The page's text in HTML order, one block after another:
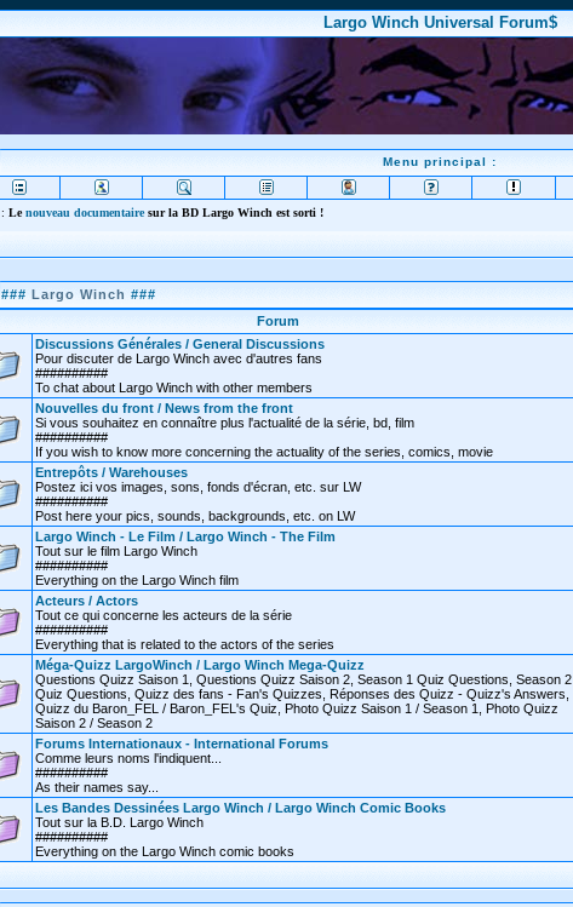
Largo Winch Universal Forum$
Menu principal :
: Lenouveau documentairesur la BD Largo Winch est sorti !
### Largo Winch ###
Forum
Discussions Générales / General Discussions
Pour discuter de Largo Winch avec d'autres fans
##########
To chat about Largo Winch with other members
Nouvelles du front / News from the front
Si vous souhaitez en connaître plus l'actualité de la série, bd, film
##########
If you wish to know more concerning the actuality of the series, comics, movie
Entrepôts / Warehouses
Postez ici vos images, sons, fonds d'écran, etc. sur LW
##########
Post here your pics, sounds, backgrounds, etc. on LW
Largo Winch - Le Film / Largo Winch - The Film
Tout sur le film Largo Winch
##########
Everything on the Largo Winch film
Acteurs / Actors
Tout ce qui concerne les acteurs de la série
##########
Everything that is related to the actors of the series
Méga-Quizz LargoWinch / Largo Winch Mega-Quizz
Questions Quizz Saison 1, Questions Quizz Saison 2, Season 1 Quiz Questions, Season 2
Quiz Questions, Quizz des fans - Fan's Quizzes, Réponses des Quizz - Quizz's Answers,
Quizz du Baron_FEL / Baron_FEL's Quiz, Photo Quizz Saison 1 / Season 1, Photo Quizz
Saison 2 / Season 2
Forums Internationaux - International Forums
Comme leurs noms l'indiquent...
##########
As their names say...
Les Bandes Dessinées Largo Winch / Largo Winch Comic Books
Tout sur la B.D. Largo Winch
##########
Everything on the Largo Winch comic books